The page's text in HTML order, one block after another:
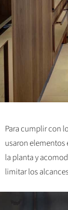
Para cumplir con
usaron
la planta y
limitar los